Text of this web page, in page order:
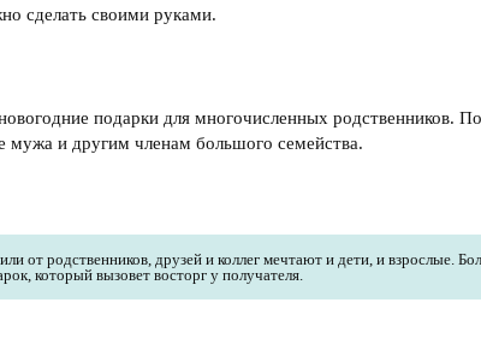
сделать своими руками.
подарки для многочисленных родственников.
мужа и другим членам большого семейства.
от родственников, друзей и коллег мечтают и дети, и взрослые.
который вызовет восторг у получателя.